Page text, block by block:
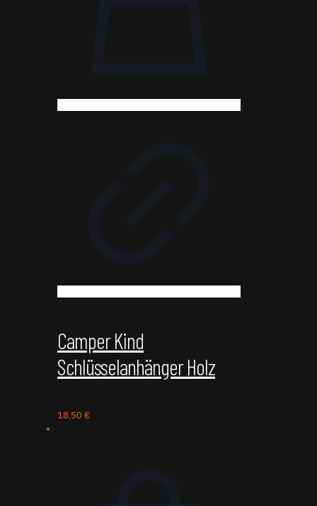
Camper Kind
Schlüsselanhänger Holz
18,50 €